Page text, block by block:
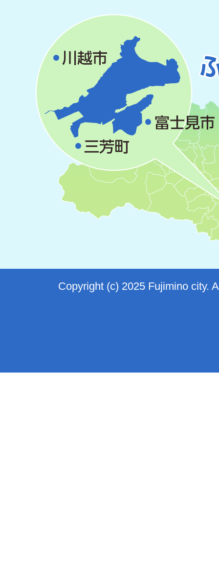
Copyright (c) 2025 Fujimino city.